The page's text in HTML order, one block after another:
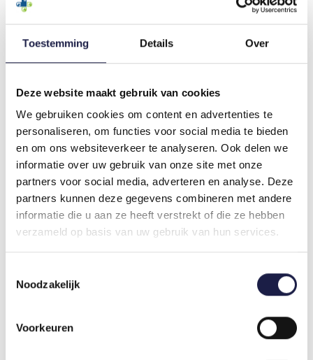
Toestemming Details Over
Deze website maakt gebruik van cookies
We gebruiken cookies om content en advertenties te
personaliseren, om functies voor social media te bieden
en om ons websiteverkeer te analyseren. Ook delen we
informatie over uw gebruik van onze site met onze
partners voor social media, adverteren en analyse. Deze
partners kunnen deze gegevens combineren met andere
informatie die u aan ze heeft verstrekt of die ze hebben
verzameld op basis van uw gebruik van hun services.
Noodzakelijk
Voorkeuren
SEMINTRA | KATZE
€45,99
SERESTO ZECKEN- UND
HUND
€32,75